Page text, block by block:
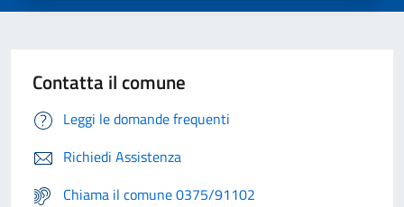
Contatta il comune
Leggi le domande frequenti
Richiedi Assistenza
Chiama il comune 0375/91102